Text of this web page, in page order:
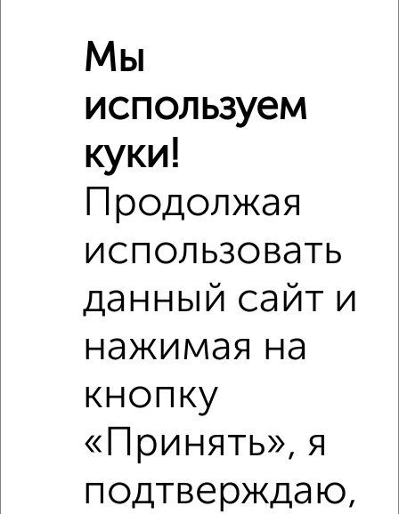
Похожие предложения рядом
2‑комнатные квартиры недалеко от Пушкина 20
Мы
используем
куки!
Продолжая
использовать
данный сайт и
нажимая на
кнопку
«Принять», я
подтверждаю,